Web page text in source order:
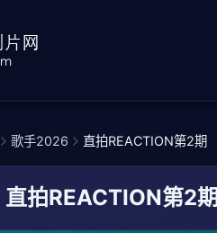
歌手2026 直拍REACTION第2期
直拍REACTION第2期